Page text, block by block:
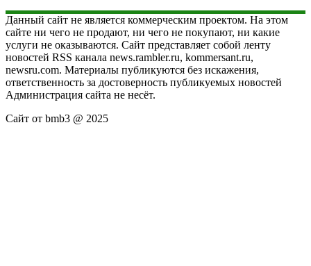
Данный сайт не является коммерческим проектом. На этом
сайте ни чего не продают, ни чего не покупают, ни какие
услуги не оказываются. Сайт представляет собой ленту
новостей RSS канала news.rambler.ru, kommersant.ru,
newsru.com. Материалы публикуются без искажения,
ответственность за достоверность публикуемых новостей
Администрация сайта не несёт.
Сайт от bmb3 @ 2025